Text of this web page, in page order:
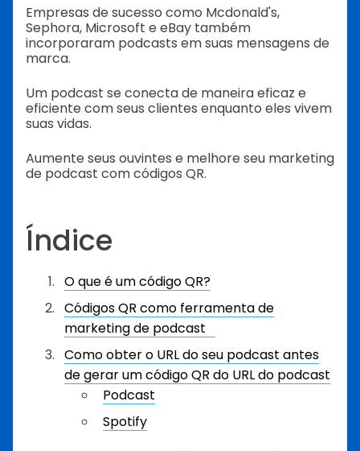
Empresas de sucesso como Mcdonald's,
Sephora, Microsoft e eBay também
incorporaram podcasts em suas mensagens de
marca.
Um podcast se conecta de maneira eficaz e
eficiente com seus clientes enquanto eles vivem
suas vidas.
Aumente seus ouvintes e melhore seu marketing
de podcast com códigos QR.
Índice
O que é um código QR?
Códigos QR como ferramenta de
marketing de podcast
Como obter o URL do seu podcast antes
de gerar um código QR do URL do podcast
Podcast
Spotify